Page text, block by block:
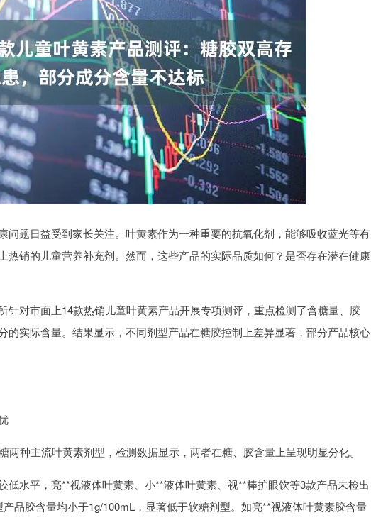
题日益受到家长关注。叶黄素作为一种重要的抗氧化剂，能够吸收蓝光等有
热销的儿童营养补充剂。然而，这些产品的实际品质如何？是否存在潜在健康
对市面上14款热销儿童叶黄素产品开展专项测评，重点检测了含糖量、胶
的实际含量。结果显示，不同剂型产品在糖胶控制上差异显著，部分产品核心
种主流叶黄素剂型，检测数据显示，两者在糖、胶含量上呈现明显分化。
水平，亮**视液体叶黄素、小**液体叶黄素、视**棒护眼饮等3款产品未检出
品胶含量均小于1g/100mL，显著低于软糖剂型。如亮**视液体叶黄素胶含量